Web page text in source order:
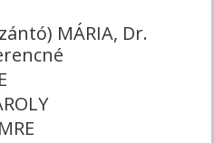
MÁRIA, Dr.